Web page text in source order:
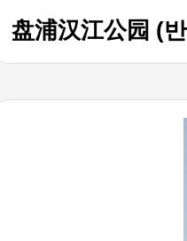
盘浦汉江公园 (